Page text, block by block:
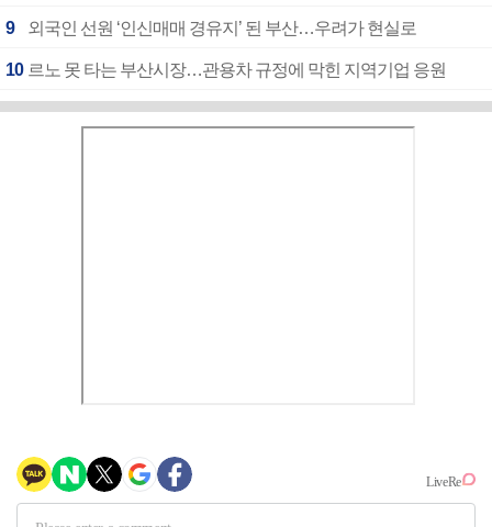
9 외국인 선원 ‘인신매매 경유지’ 된 부산…우려가 현실로
10 르노 못 타는 부산시장…관용차 규정에 막힌 지역기업 응원